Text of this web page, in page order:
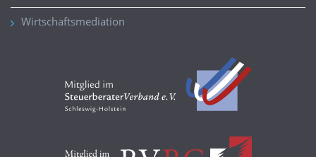
Wirtschaftsmediation